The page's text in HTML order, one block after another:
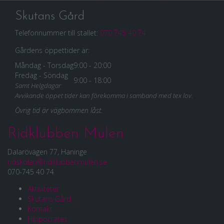
Skutans Gård
Telefonnummer till stallet: 070 745 40 74
Gårdens öppettider är:
Måndag - Torsdag9:00 - 20:00
Fredag - Söndag
Samt Helgdagar
9:00 - 18:00
Avvikande öppet tider kan förekomma i samband med tex lov.
Övrig tid är vägbommen låst.
Ridklubben Mulen
Dalarövägen 77, Haninge
ridskolan@ridklubbenmulen.se
070-745 40 74
Aktiviteter
Skutans Gård
Kontakt
Hippocrates